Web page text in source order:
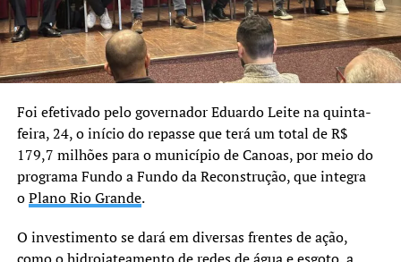
A população atingida tem
muito a contribuir. É
ouvindo essas lideranças
que conseguimos ajustar
ações, pensar em
estratégias e garantir um
cuidado mais próximo e
humano. A porta da
Foi efetivado pelo governador Eduardo Leite na quinta-
feira, 24, o início do repasse que terá um total de R$
179,7 milhões para o município de Canoas, por meio do
programa Fundo a Fundo da Reconstrução, que integra
oPlano Rio Grande.
O investimento se dará em diversas frentes de ação,